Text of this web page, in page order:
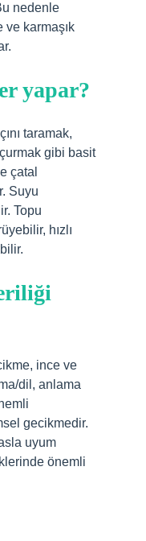
nedenle
karmaşık
yapar?
taramak,
gibi basit
çatal
Suyu
Topu
hızlı
ince ve
dil, anlama
gecikmedir.
uyum
önemli